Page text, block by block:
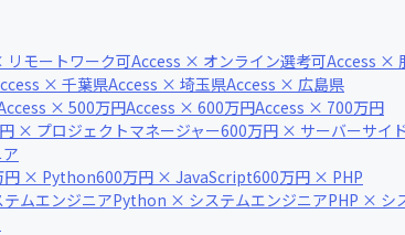
モートワーク可Access × オンライン選考可Access ×
× 千葉県Access × 埼玉県Access × 広島県
× 500万円Access × 600万円Access × 700万円
× プロジェクトマネージャー600万円 × サーバーサイ
円 × Python600万円 × JavaScript600万円 × PHP
ムエンジニアPython × システムエンジニアPHP × シ